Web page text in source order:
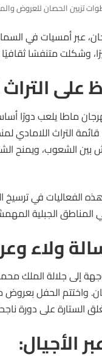
تزيين الحصان للعروض
عبر أمسيات في
وشكلت متنفسًا
على
ماطا يلعب دورًا
التراث اللامادي
بين الشعوب، ويمنح
الفعاليات في ترسيخ
المناطق الجبلية
ولاء
إلى جلالة الملك
واختتم الحفل
الستارة على دورة
الأجيال: